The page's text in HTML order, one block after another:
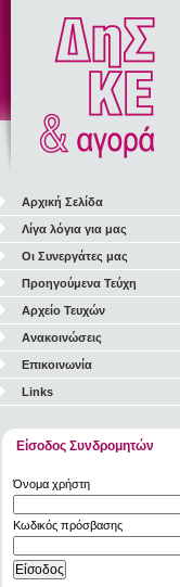
Αρχική Σελίδα
Λίγα λόγια για μας
Οι Συνεργάτες μας
Προηγούμενα Τεύχη
Αρχείο Τευχών
Ανακοινώσεις
Επικοινωνία
Links
Είσοδος Συνδρομητών
Όνομα χρήστη
Κωδικός πρόσβασης